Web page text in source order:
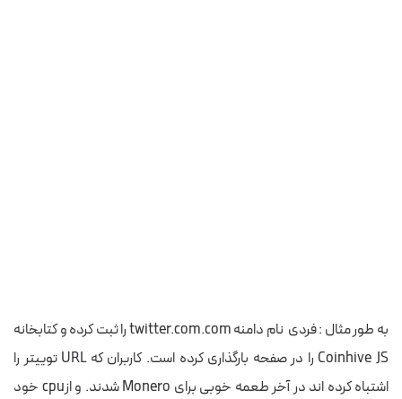
به طور مثال : فردی نام دامنه twitter.com.com را ثبت کرده و کتابخانه
Coinhive JS را در صفحه بارگذاری کرده است. کاربران که URL توییتر را
اشتباه کرده اند در آخر طعمه خوبی برای Monero شدند. و ازcpu خود